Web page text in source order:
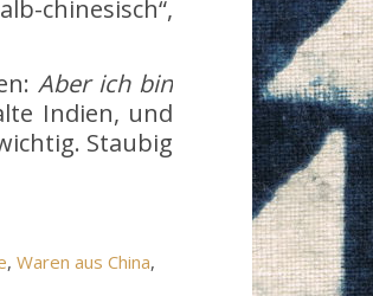
chinesisch“,
Aber ich bin
Indien, und
Staubig
, Waren aus China